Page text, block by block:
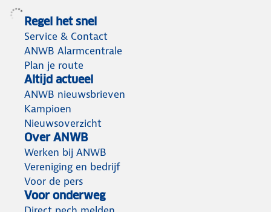
Regel het snel
Service & Contact
ANWB Alarmcentrale
Plan je route
Altijd actueel
ANWB nieuwsbrieven
Kampioen
Nieuwsoverzicht
Over ANWB
Werken bij ANWB
Vereniging en bedrijf
Voor de pers
Voor onderweg